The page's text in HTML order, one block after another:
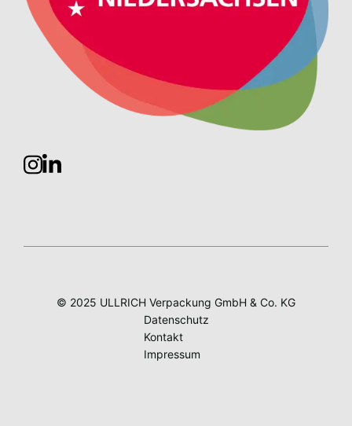
© 2025 ULLRICH Verpackung GmbH & Co. KG
Datenschutz
Kontakt
Impressum